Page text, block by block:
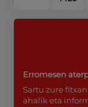
Erromesen
Sartu zure
ahalik eta